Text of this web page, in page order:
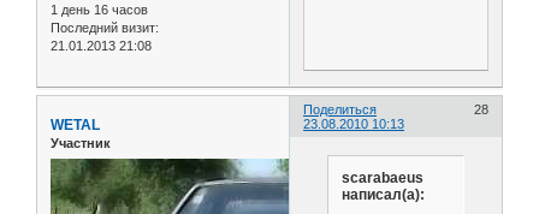
1 день 16 часов
Последний визит:
21.01.2013 21:08
Поделиться
28
23.08.2010 10:13
WETAL
Участник
scarabaeus
написал(а):